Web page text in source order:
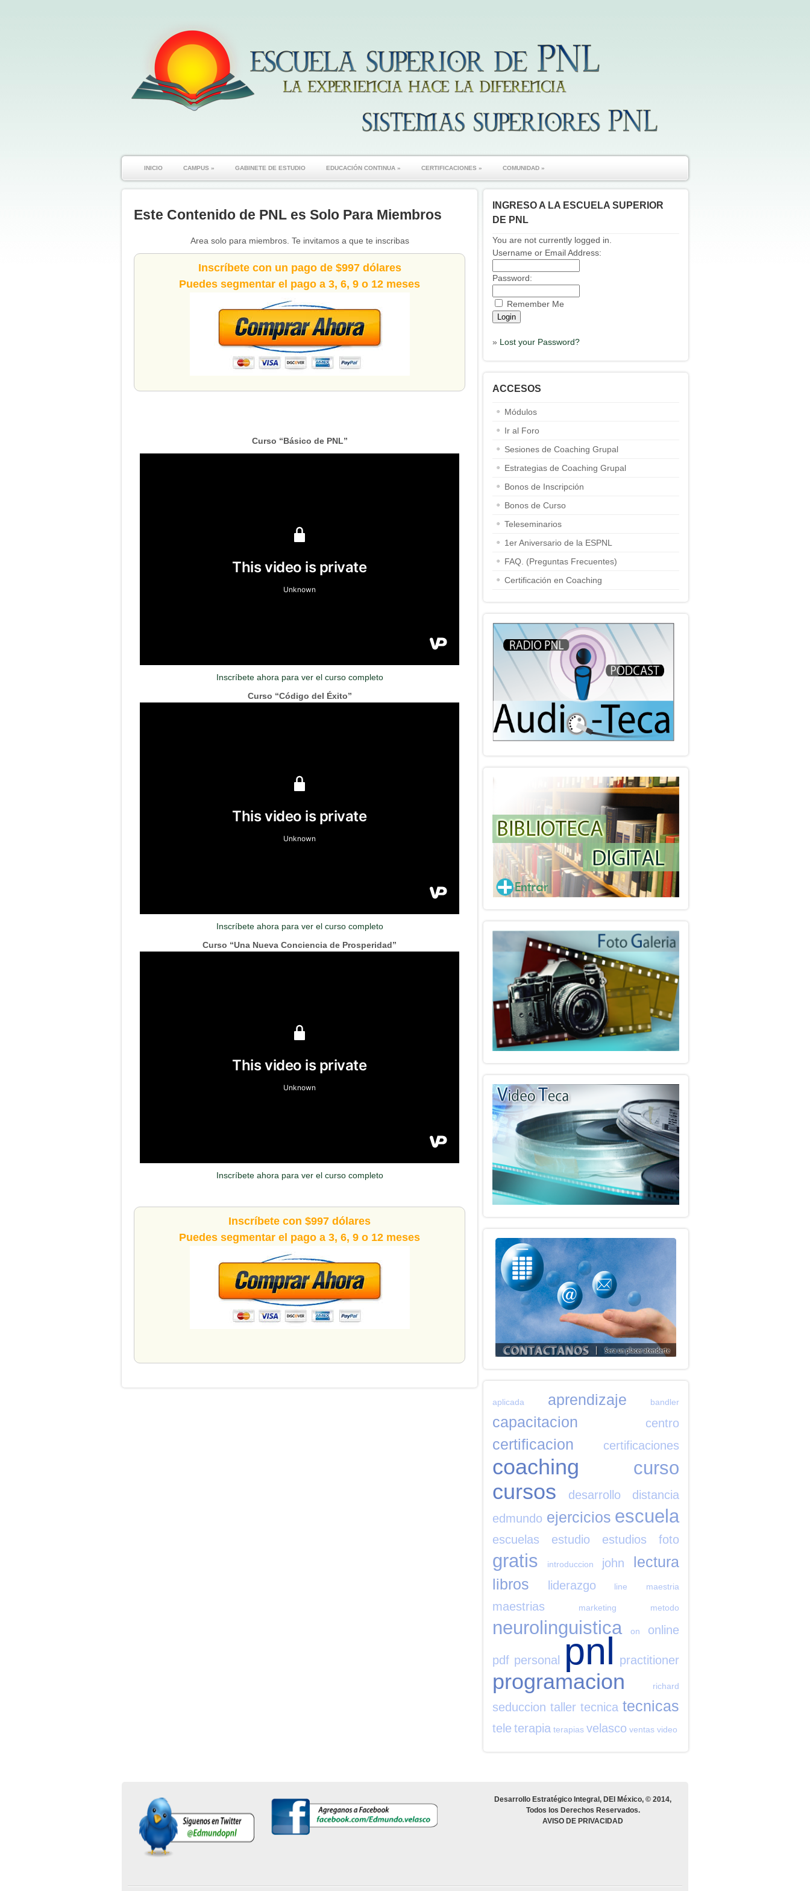
INICIO CAMPUS » GABINETE DE ESTUDIO EDUCACIÓN CONTINUA » CERTIFICACIONES » COMUNIDAD »
Este Contenido de PNL es Solo Para Miembros
Area solo para miembros. Te invitamos a que te inscribas
Inscríbete con un pago de $997 dólares
Puedes segmentar el pago a 3, 6, 9 o 12 meses
Curso “Básico de PNL”
Inscríbete ahora para ver el curso completo
Curso “Código del Éxito”
Inscríbete ahora para ver el curso completo
Curso “Una Nueva Conciencia de Prosperidad”
Inscríbete ahora para ver el curso completo
Inscríbete con $997 dólares
Puedes segmentar el pago a 3, 6, 9 o 12 meses
INGRESO A LA ESCUELA SUPERIOR
DE PNL
You are not currently logged in.
Username or Email Address:
Password:
Remember Me
» Lost your Password?
ACCESOS
Módulos
Ir al Foro
Sesiones de Coaching Grupal
Estrategias de Coaching Grupal
Bonos de Inscripción
Bonos de Curso
Teleseminarios
1er Aniversario de la ESPNL
FAQ. (Preguntas Frecuentes)
Certificación en Coaching
aplicada aprendizaje bandler
capacitacion centro
certificacion certificaciones
coaching curso
cursos desarrollo
distancia
edmundo ejercicios escuela
escuelas estudio estudios foto
gratis introduccion john
lectura
libros
liderazgo line maestria
maestrias marketing metodo
neurolinguistica on online
pdf personal pnl practitioner
programacion richard
seduccion taller tecnica tecnicas
tele terapia terapias velasco ventas video
Desarrollo Estratégico Integral, DEI México, © 2014,
Todos los Derechos Reservados.
AVISO DE PRIVACIDAD